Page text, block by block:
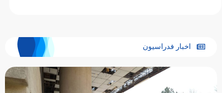
اخبار فدراسیون